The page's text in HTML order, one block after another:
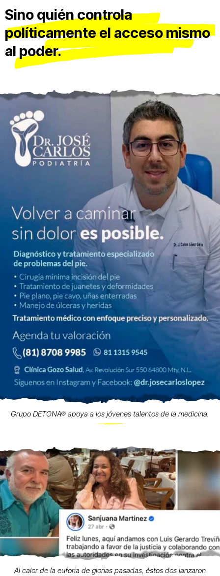
Sino quién controla
políticamente el acceso mismo
al poder.
Grupo DETONA® apoya a los jóvenes talentos de la medicina.
Al calor de la euforia de glorias pasadas, éstos dos lanzaron